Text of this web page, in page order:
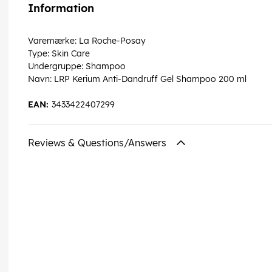
Information
Varemærke: La Roche-Posay
Type: Skin Care
Undergruppe: Shampoo
Navn: LRP Kerium Anti-Dandruff Gel Shampoo 200 ml
3433422407299
EAN:
Reviews & Questions/Answers